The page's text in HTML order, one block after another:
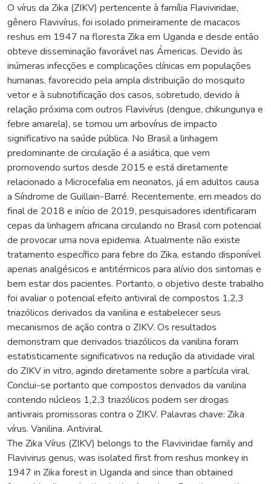
O vírus da Zika (ZIKV) pertencente à família Flaviviridae,
gênero Flavivírus, foi isolado primeiramente de macacos
reshus em 1947 na floresta Zika em Uganda e desde então
obteve disseminação favorável nas Ámericas. Devido às
inúmeras infecções e complicações clínicas em populações
humanas, favorecido pela ampla distribuição do mosquito
vetor e à subnotificação dos casos, sobretudo, devido à
relação próxima com outros Flavivírus (dengue, chikungunya e
febre amarela), se tornou um arbovírus de impacto
significativo na saúde pública. No Brasil a linhagem
predominante de circulação é a asiática, que vem
promovendo surtos desde 2015 e está diretamente
relacionado a Microcefalia em neonatos, já em adultos causa
a Síndrome de Guillain-Barré. Recentemente, em meados do
final de 2018 e início de 2019, pesquisadores identificaram
cepas da linhagem africana circulando no Brasil com potencial
de provocar uma nova epidemia. Atualmente não existe
tratamento específico para febre do Zika, estando disponível
apenas analgésicos e antitérmicos para alívio dos sintomas e
bem estar dos pacientes. Portanto, o objetivo deste trabalho
foi avaliar o potencial efeito antiviral de compostos 1,2,3
triazólicos derivados da vanilina e estabelecer seus
mecanismos de ação contra o ZIKV. Os resultados
demonstram que derivados triazólicos da vanilina foram
estatisticamente significativos na redução da atividade viral
do ZIKV in vitro, agindo diretamente sobre a partícula viral.
Conclui-se portanto que compostos derivados da vanilina
contendo núcleos 1,2,3 triazólicos podem ser drogas
antivirais promissoras contra o ZIKV. Palavras chave: Zika
vírus. Vanilina. Antiviral.
The Zika Vírus (ZIKV) belongs to the Flaviviridae family and
Flavivirus genus, was isolated first from reshus monkey in
1947 in Zika forest in Uganda and since than obtained